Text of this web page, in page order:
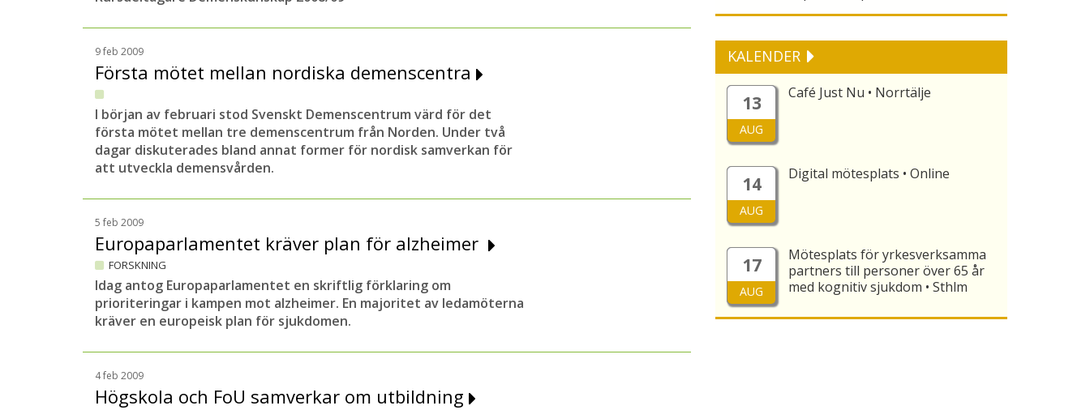
9 feb 2009
Första mötet mellan nordiska demenscentra
I början av februari stod Svenskt Demenscentrum värd för det
första mötet mellan tre demenscentrum från Norden. Under två
dagar diskuterades bland annat former för nordisk samverkan för
att utveckla demensvården.
5 feb 2009
Europaparlamentet kräver plan för alzheimer
FORSKNING
Idag antog Europaparlamentet en skriftlig förklaring om
prioriteringar i kampen mot alzheimer. En majoritet av ledamöterna
kräver en europeisk plan för sjukdomen.
4 feb 2009
Högskola och FoU samverkar om utbildning
KALENDER
13
AUG
Café Just Nu • Norrtälje
14
AUG
Digital mötesplats • Online
17
AUG
Mötesplats för yrkesverksamma
partners till personer över 65 år
med kognitiv sjukdom • Sthlm